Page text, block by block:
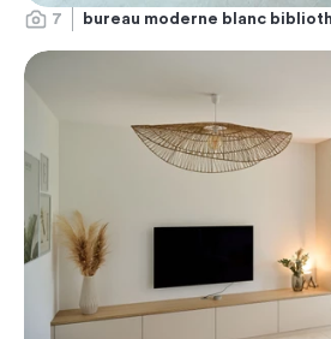
7 bureau moderne blanc